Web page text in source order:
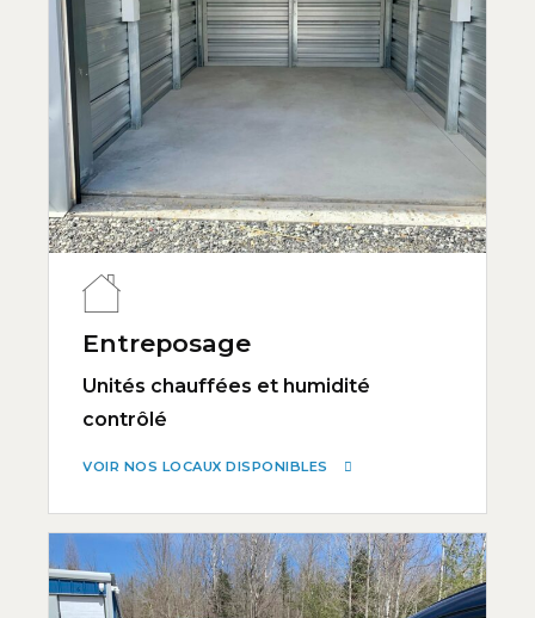
Entreposage
Unités chauffées et humidité
contrôlé
VOIR NOS LOCAUX DISPONIBLES